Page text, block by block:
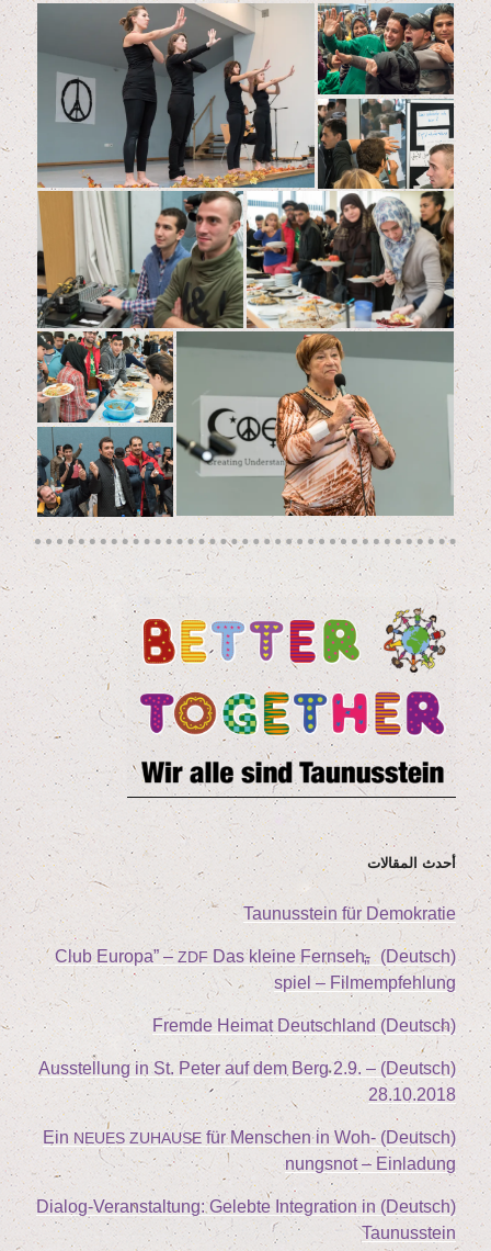
أحدث المقالات
Tau­nus­stein für Demokratie
(Deutsch)
„
Club Euro­pa” –ZDF Das klei­ne Fern­seh­
spiel – Filmempfehlung
(Deutsch) Frem­de Hei­mat Deutschland
(Deutsch) Aus­stel­lung in St. Peter auf dem Berg
2.9. –
28.10.2018
(Deutsch) Ein
NEUES ZUHAUSEfür Men­schen in Woh­
nungs­not – Einladung
(Deutsch) Dia­log-Ver­an­stal­tung: Geleb­te Inte­gra­ti­on in
Taunusstein